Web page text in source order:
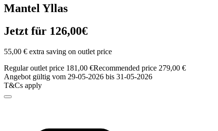
Mantel Yllas
Jetzt für 126,00€
55,00 € extra saving on outlet price
Regular outlet price 181,00 €Recommended price 279,00 €
Angebot gültig vom 29-05-2026 bis 31-05-2026
T&Cs apply